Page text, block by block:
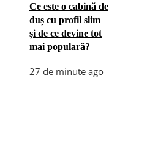
Ce este o cabină de
duș cu profil slim
și de ce devine tot
mai populară?
27 de minute ago